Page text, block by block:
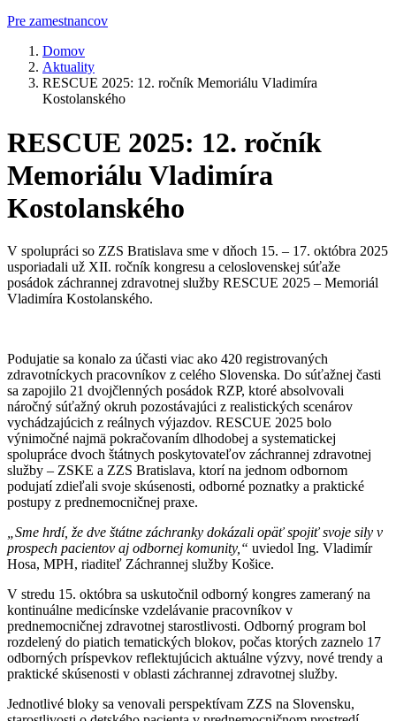
Pre zamestnancov
Domov
Aktuality
RESCUE 2025: 12. ročník Memoriálu Vladimíra
Kostolanského
RESCUE 2025: 12. ročník
Memoriálu Vladimíra
Kostolanského
V spolupráci so ZZS Bratislava sme v dňoch 15. – 17. októbra 2025
usporiadali už XII. ročník kongresu a celoslovenskej súťaže
posádok záchrannej zdravotnej služby RESCUE 2025 – Memoriál
Vladimíra Kostolanského.
Podujatie sa konalo za účasti viac ako 420 registrovaných
zdravotníckych pracovníkov z celého Slovenska. Do súťažnej časti
sa zapojilo 21 dvojčlenných posádok RZP, ktoré absolvovali
náročný súťažný okruh pozostávajúci z realistických scenárov
vychádzajúcich z reálnych výjazdov. RESCUE 2025 bolo
výnimočné najmä pokračovaním dlhodobej a systematickej
spolupráce dvoch štátnych poskytovateľov záchrannej zdravotnej
služby – ZSKE a ZZS Bratislava, ktorí na jednom odbornom
podujatí zdieľali svoje skúsenosti, odborné poznatky a praktické
postupy z prednemocničnej praxe.
„Sme hrdí, že dve štátne záchranky dokázali opäť spojiť svoje sily v
prospech pacientov aj odbornej komunity,“ uviedol Ing. Vladimír
Hosa, MPH, riaditeľ Záchrannej služby Košice.
V stredu 15. októbra sa uskutočnil odborný kongres zameraný na
kontinuálne medicínske vzdelávanie pracovníkov v
prednemocničnej zdravotnej starostlivosti. Odborný program bol
rozdelený do piatich tematických blokov, počas ktorých zaznelo 17
odborných príspevkov reflektujúcich aktuálne výzvy, nové trendy a
praktické skúsenosti v oblasti záchrannej zdravotnej služby.
Jednotlivé bloky sa venovali perspektívam ZZS na Slovensku,